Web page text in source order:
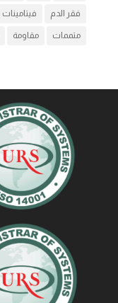
فقر الدم فيتامينات
متممات مقاومة